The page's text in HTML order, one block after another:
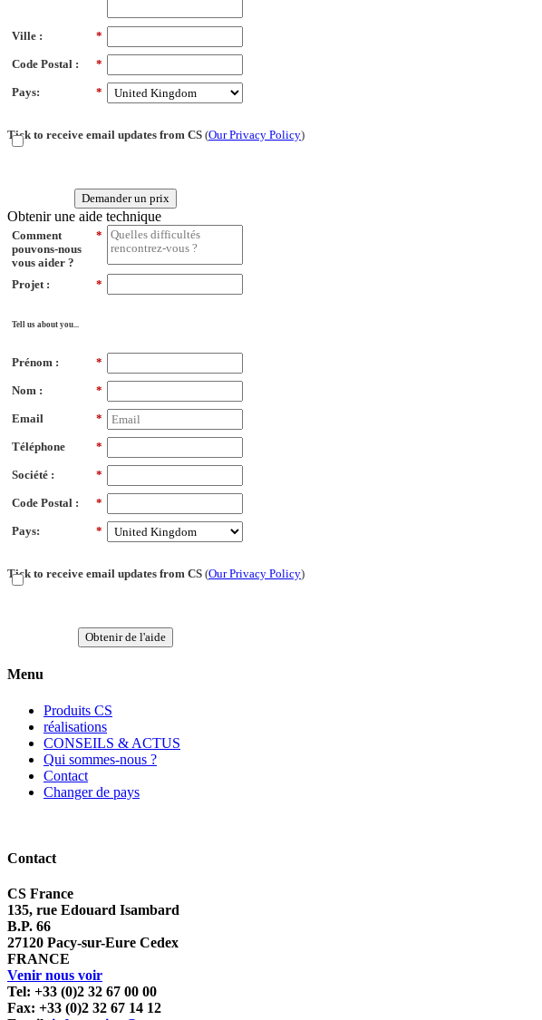
*
Ville :
*
Code Postal :
*
Pays:
Tick to receive email updates from CS (Our Privacy Policy)
Demander un prix
Obtenir une aide technique
*
Comment
pouvons-nous
vous aider ?
*
Projet :
Tell us about you...
*
Prénom :
*
Nom :
*
Email
*
Téléphone
*
Société :
*
Code Postal :
*
Pays:
Tick to receive email updates from CS (Our Privacy Policy)
Obtenir de l'aide
Menu
Produits CS
réalisations
CONSEILS & ACTUS
Qui sommes-nous ?
Contact
Changer de pays
Contact
CS France
135, rue Edouard Isambard
B.P. 66
27120 Pacy-sur-Eure Cedex
FRANCE
Venir nous voir
Tel: +33 (0)2 32 67 00 00
Fax: +33 (0)2 32 67 14 12